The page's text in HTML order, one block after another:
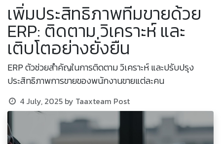
เพิ่มประสิทธิภาพทีมขายด้วย
ERP: ติดตาม วิเคราะห์ และ
เติบโตอย่างยั่งยืน
ERP ตัวช่วยสำคัญในการติดตาม วิเคราะห์ และปรับปรุง
ประสิทธิภาพการขายของพนักงานขายแต่ละคน
4 July, 2025 by Taaxteam Post